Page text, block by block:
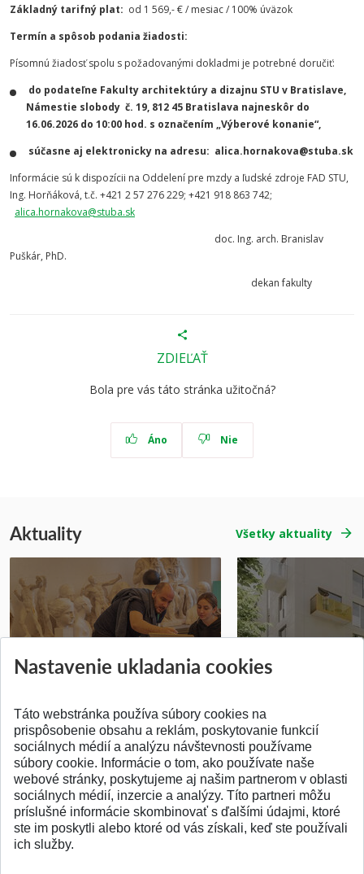
Základný tarifný plat: od 1 569,- € / mesiac / 100% úväzok
Termín a spôsob podania žiadosti:
Písomnú žiadosť spolu s požadovanými dokladmi je potrebné doručiť:
do podateľne Fakulty architektúry a dizajnu STU v Bratislave,
Námestie slobody č. 19, 812 45 Bratislava najneskôr do
16.06.2026 do 10:00 hod. s označením „Výberové konanie“,
súčasne aj elektronicky na adresu: alica.hornakova@stuba.sk
Informácie sú k dispozícii na Oddelení pre mzdy a ľudské zdroje FAD STU,
Ing. Horňáková, t.č. +421 2 57 276 229; +421 918 863 742;
alica.hornakova@stuba.sk
doc. Ing. arch. Branislav
Puškár, PhD.
dekan fakulty
ZDIEĽAŤ
Bola pre vás táto stránka užitočná?
Áno Nie
Aktuality Všetky aktuality
Pridané 14.07.2026 Pridané 03.07.2026
SPÄŤ NA VRCH
Nastavenie ukladania cookies
Táto webstránka používa súbory cookies na
prispôsobenie obsahu a reklám, poskytovanie funkcií
sociálnych médií a analýzu návštevnosti používame
súbory cookie. Informácie o tom, ako používate naše
webové stránky, poskytujeme aj našim partnerom v oblasti
sociálnych médií, inzercie a analýzy. Títo partneri môžu
príslušné informácie skombinovať s ďalšími údajmi, ktoré
ste im poskytli alebo ktoré od vás získali, keď ste používali
ich služby.